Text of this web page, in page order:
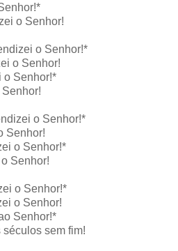
o Senhor!
o Senhor!*
o Senhor!
o Senhor!*
o Senhor!*
Senhor!
o Senhor!*
Senhor!
o Senhor!*
o Senhor!
Senhor!*
sem fim!